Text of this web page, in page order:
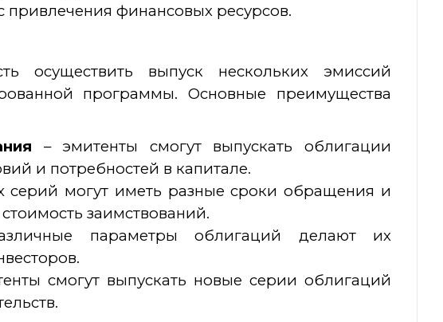
привлечения финансовых ресурсов.
осуществить выпуск нескольких эмиссий
программы. Основные преимущества
– эмитенты смогут выпускать облигации
и потребностей в капитале.
серий могут иметь разные сроки обращения и
заимствований.
параметры облигаций делают их
смогут выпускать новые серии облигаций